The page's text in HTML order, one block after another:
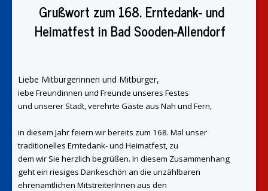
Grußwort zum 168. Erntedank- und
Heimatfest in Bad Sooden-Allendorf
Liebe Mitbürgerinnen und Mitbürger,
iebe Freundinnen und Freunde unseres Festes
und unserer Stadt, verehrte Gäste aus Nah und Fern,
in diesem Jahr feiern wir bereits zum 168. Mal unser
traditionelles Erntedank- und Heimatfest, zu
dem wir Sie herzlich begrüßen. In diesem Zusammenhang
geht ein riesiges Dankeschön an die unzählbaren
ehrenamtlichen MitstreiterInnen aus den